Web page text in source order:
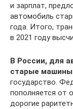
и зарплат,
автомобиль
года. Итого,
в 2021 году
В России, для
старые машины
государство.
пополняется от
дорогие